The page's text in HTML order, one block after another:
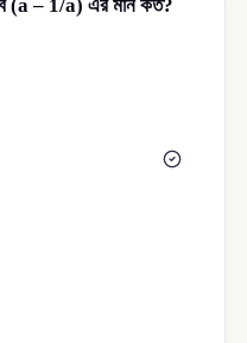
(a – 1/a) এর মান কত?